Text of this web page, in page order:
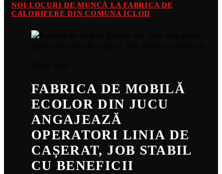
NOI LOCURI DE MUNCĂ LA FABRICA DE
CALORIFERE DIN COMUNA ICLOD
FABRICA DE MOBILĂ
ECOLOR DIN JUCU
ANGAJEAZĂ
OPERATORI LINIA DE
CAȘERAT, JOB STABIL
CU BENEFICII